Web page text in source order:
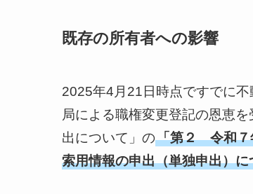
既存の所有者への影響
2025年4月21日時点ですでに
局による職権変更登記の恩恵
出について」の「第２ 令和７
索用情報の申出（単独申出）に